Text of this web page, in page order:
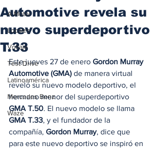
A Motor
Locales
Voltaje
Test Drive
Latinoamérica
Mercedes Benz
Waze
Automotive revela su
nuevo superdeportivo
T.33
Este jueves 27 de enero Gordon Murray
Automotive (GMA) de manera virtual
reveló su nuevo modelo deportivo, el
hermano menor del superdeportivo
GMA T.50. El nuevo modelo se llama
GMA T.33, y el fundador de la
compañía, Gordon Murray, dice que
para este nuevo deportivo se inspiró en